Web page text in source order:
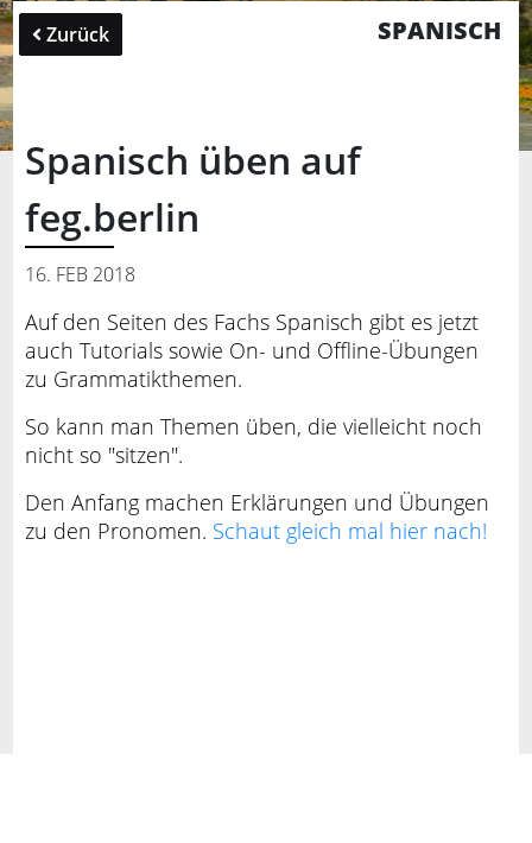
Zurück SPANISCH
Spanisch üben auf
feg.berlin
16. FEB 2018
Auf den Seiten des Fachs Spanisch gibt es jetzt
auch Tutorials sowie On- und Offline-Übungen
zu Grammatikthemen.
So kann man Themen üben, die vielleicht noch
nicht so "sitzen".
Den Anfang machen Erklärungen und Übungen
zu den Pronomen. Schaut gleich mal hier nach!